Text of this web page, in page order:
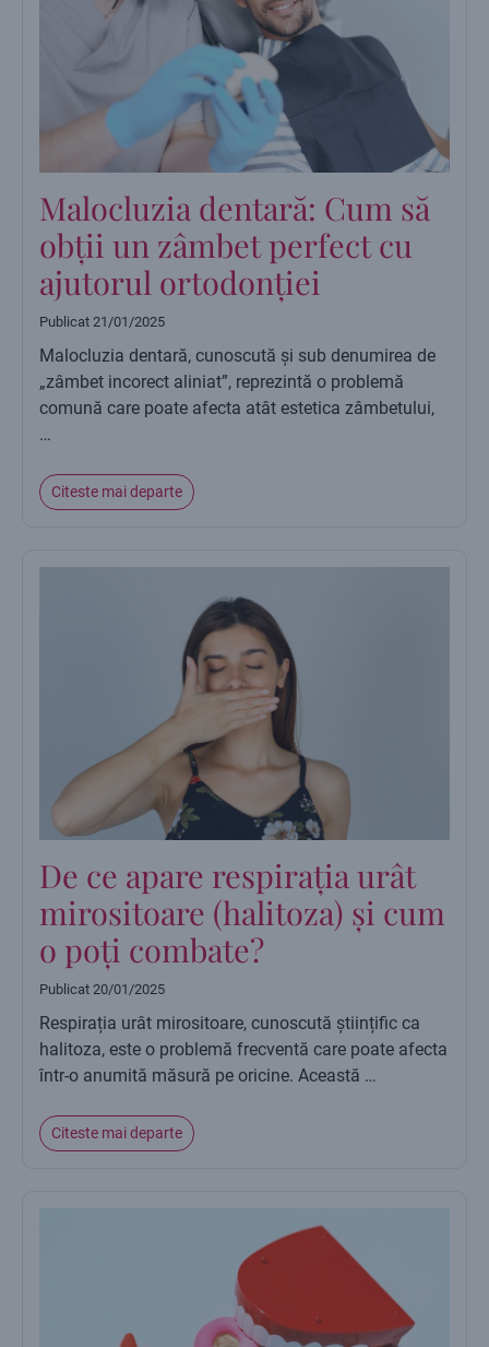
Malocluzia dentară: Cum să
obții un zâmbet perfect cu
ajutorul ortodonției
Publicat 21/01/2025
Malocluzia dentară, cunoscută și sub denumirea de
„zâmbet incorect aliniat”, reprezintă o problemă
comună care poate afecta atât estetica zâmbetului,
…
Citeste mai departe
De ce apare respirația urât
mirositoare (halitoza) și cum
o poți combate?
Publicat 20/01/2025
Respirația urât mirositoare, cunoscută științific ca
halitoza, este o problemă frecventă care poate afecta
într-o anumită măsură pe oricine. Această …
Citeste mai departe